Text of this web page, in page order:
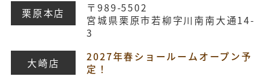
栗原本店
〒989-5502
宮城県栗原市若柳字川南南大通14-
3
大崎店
2027年春ショールームオープン予
定！